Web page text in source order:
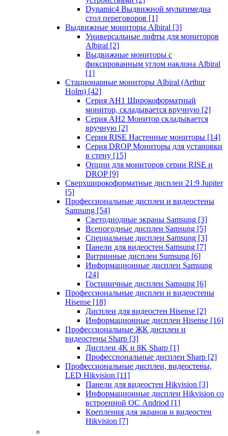
Dynamic4 Выдвижной мультимедиа
стол переговоров [1]
Выдвижные мониторы Albiral [3]
Универсальные лифты для мониторов
Albiral [2]
Выдвижные мониторы с
фиксированным углом наклона Albiral
[1]
Стационарные мониторы Albiral (Arthur
Holm) [42]
Серия AH1 Широкоформатный
монитор, складывается вручную [2]
Серия AH2 Монитор складывается
вручную [2]
Серия RISE Настенные мониторы [14]
Серия DROP Мониторы для установки
в стену [15]
Опции для мониторов серии RISE и
DROP [9]
Сверхширокоформатные дисплеи 21:9 Jupiter
[5]
Профессиональные дисплеи и видеостены
Samsung [54]
Светодиодные экраны Samsung [3]
Всепогодные дисплеи Samsung [5]
Специальные дисплеи Samsung [3]
Панели для видеостен Samsung [7]
Витринные дисплеи Sumsung [6]
Информационные дисплеи Samsung
[24]
Гостиничные дисплеи Samsung [6]
Профессиональные дисплеи и видеостены
Hisense [18]
Дисплеи для видеостен Hisense [2]
Информационные дисплеи Hisense [16]
Профессиональные ЖК дисплеи и
видеостены Sharp [3]
Дисплеи 4K и 8K Sharp [1]
Профессиональные дисплеи Sharp [2]
Профессиональные дисплеи, видеостены,
LED Hikvision [11]
Панели для видеостен Hikvision [3]
Информационные дисплеи Hikvision со
встроенной ОС Andriod [1]
Крепления для экранов и видеостен
Hikvision [7]